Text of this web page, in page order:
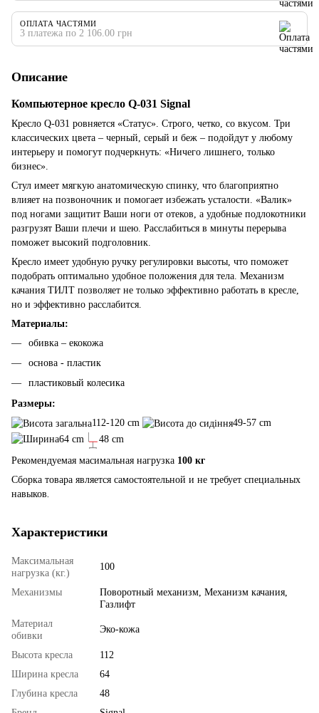
ОПЛАТА ЧАСТЯМИ
3 платежа по 2 106.00 грн
Описание
Компьютерное кресло Q-031 Signal
Кресло Q-031 ровняется «Статус». Строго, четко, со вкусом. Три
классических цвета ‒ черный, серый и беж ‒ подойдут у любому
интерьеру и помогут подчеркнуть: «Ничего лишнего, только
бизнес».
Стул имеет мягкую анатомическую спинку, что благоприятно
влияет на позвоночник и помогает избежать усталости. «Валик»
под ногами защитит Ваши ноги от отеков, а удобные подлокотники
разгрузят Ваши плечи и шею. Расслабиться в минуты перерыва
поможет высокий подголовник.
Кресло имеет удобную ручку регулировки высоты, что поможет
подобрать оптимально удобное положения для тела. Механизм
качания ТИЛТ позволяет не только эффективно работать в кресле,
но и эффективно расслабится.
Материалы:
обивка – екокожа
основа - пластик
пластиковый колесика
Размеры:
112-120 cm
49-57 cm
64 cm
48 cm
Рекомендуемая масимальная нагрузка 100 кг
Сборка товара является самостоятельной и не требует специальных
навыков
Характеристики
Максимальная
нагрузка (кг.)
100
Механизмы
Поворотный механизм, Механизм качания,
Газлифт
Материал
обивки
Эко-кожа
Высота кресла
112
Ширина кресла
64
Глубина кресла
48